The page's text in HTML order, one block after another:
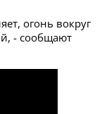
огонь вокруг
- сообщают